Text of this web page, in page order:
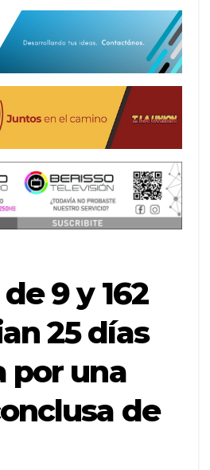
9 y 162
25 días
por una
de